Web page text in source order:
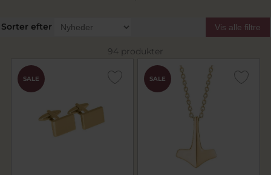
sammensætte og sætte et personligt touch til
din stil. Bliv inspireret til gaven ti Fars Dag, til
den kommende konfirmand eller måske til dig
look op.
Se hele vores udvalg af SON of NOA smykker
Sorter efter Vis alle filtre
94 produkter
SALE SALE